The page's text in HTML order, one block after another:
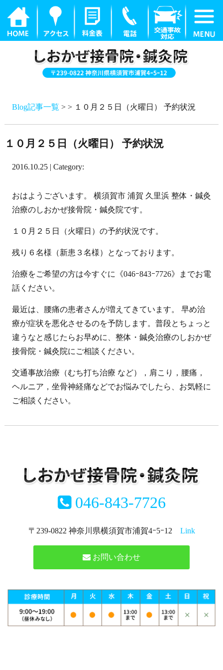
Blog記事一覧 > > １０月２５日（火曜日） 予約状況
１０月２５日（火曜日） 予約状況
2016.10.25 | Category:
おはようございます。 横須賀市 浦賀 久里浜 整体・鍼灸
治療のしおかぜ接骨院・鍼灸院です。
１０月２５日（火曜日）の予約状況です。
残り６名様（新患３名様）となっております。
治療をご希望の方は今すぐに《046ｰ843ｰ7726》までお電
話ください。
最近は、腰痛の患者さんが増えてきています。 早め治
療が症状を悪化させるのを予防します。普段とちょっと
違うなと感じたらお早めに、整体・鍼灸治療のしおかぜ
接骨院・鍼灸院にご相談ください。
交通事故治療（むち打ち治療 など），肩こり，腰痛，
ヘルニア，坐骨神経痛などでお悩みでしたら、お気軽に
ご相談ください。
046-843-7726
〒239-0822 神奈川県横須賀市浦賀4ｰ5ｰ12 Link
お問い合わせ